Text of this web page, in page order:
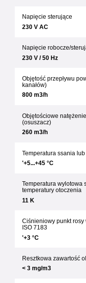
Napięcie sterujące
230 V AC
Napięcie robocze/
230 V / 50 Hz
Objętość przepływu
kanałów)
800 m3/h
Objętościowe
(osuszacz)
260 m3/h
Temperatura ssania
'+5...+45 °C
Temperatura wylotowa
temperatury otoczenia
11 K
Ciśnieniowy punkt rosy
ISO 7183
'+3 °C
Resztkowa zawartość
< 3 mg/m3